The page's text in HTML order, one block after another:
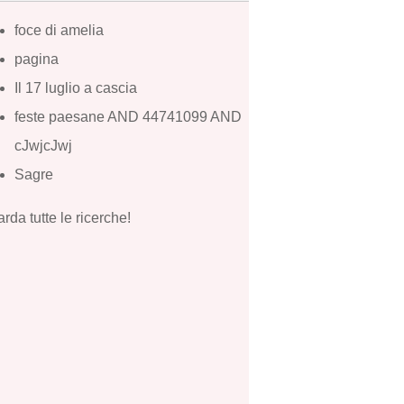
foce di amelia
pagina
Il 17 luglio a cascia
feste paesane AND 44741099 AND
cJwjcJwj
Sagre
tutte le ricerche!